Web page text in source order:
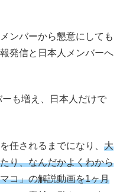
ンバーから懇意にしても
発信と日本人メンバーへ
も増え、日本人だけで
任されるまでになり、 大
り、なんだかよくわから
コ」の解説動画を1ヶ月